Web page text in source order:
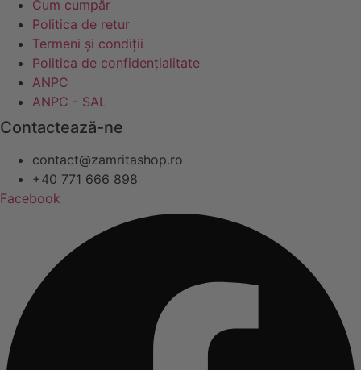
Cum cumpăr
Politica de retur
Termeni și condiții
Politica de confidențialitate
ANPC
ANPC - SAL
Contactează-ne
contact@zamritashop.ro
+40 771 666 898
Facebook